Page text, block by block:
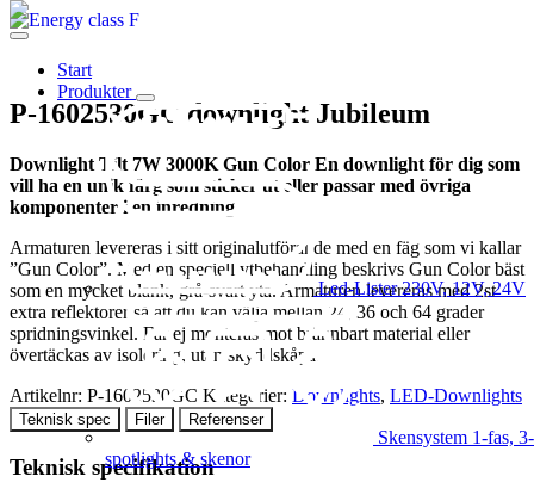
Start
Produkter
Led-Lister 230V, 12V, 24V
Skensystem 1-fas,
spotlights & skenor
P-1602530GC downlight Jubileum
Downlight Tilt 7W 3000K Gun Color En downlight för dig som
vill ha en unik färg som sticker ut eller passar med övriga
komponenter i en inredning
Armaturen levereras i sitt originalutförande med en fäg som vi kallar
”Gun Color”. Med en speciell ytbehandling beskrivs Gun Color bäst
som en mycket blank, grå-svart yta. Armaturen levereras med 2st
extra reflektorer så att du kan välja mellan 24, 36 och 64 grader
spridningsvinkel. Får ej monteras mot brännbart material eller
övertäckas av isolering, utan skyddskåpa.
Artikelnr: P-1602530GC Kategorier: Downlights, LED-Downlights
Teknisk spec Filer Referenser
Teknisk specifikation